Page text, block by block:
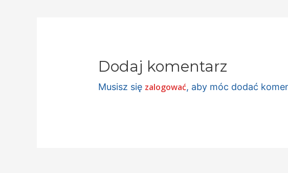
Dodaj komentarz
Musisz się zalogować, aby móc dodać